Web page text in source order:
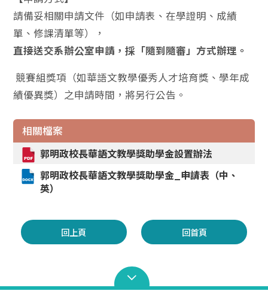
請備妥相關申請文件（如申請表、在學證明、成績
單、修課清單等），
直接送交系辦公室申請，採「隨到隨審」方式辦理。
競賽組獎項（如華語文教學優秀人才培育獎、學年成
績優異獎）之申請時間，將另行公告。
相關檔案
郭明政校長華語文教學獎助學金設置辦法
郭明政校長華語文教學獎助學金_申請表（中、
英）
回上頁 回首頁